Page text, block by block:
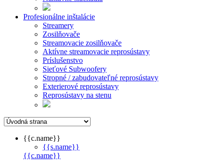
Profesionálne inštalácie
Streamery
Zosilňovače
Streamovacie zosilňovače
Aktívne streamovacie reprosústavy
Príslušenstvo
Sieťové Subwoofery
Stropné / zabudovateľné reprosústavy
Exterierové reprosústavy
Reprosústavy na stenu
{{c.name}}
{{s.name}}
{{c.name}}